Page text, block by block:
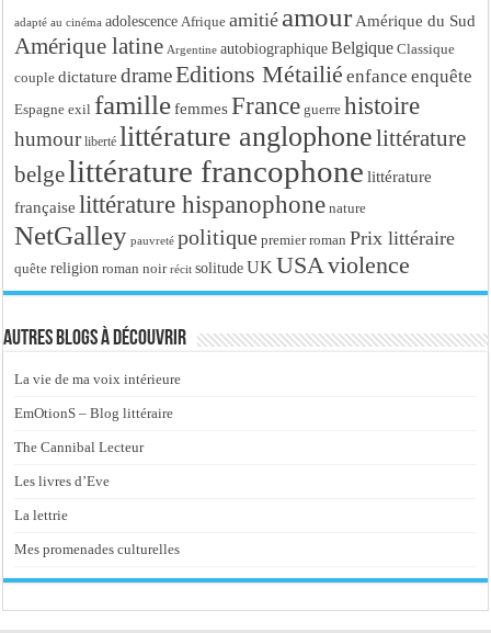
adapté au cinéma adolescence Afrique amitié amour Amérique du Sud
Amérique latine Argentine autobiographique Belgique Classique
couple dictature drameEditions Métailié enfance enquête
Espagne exil famille femmes France guerre histoire
humour liberté littérature anglophonelittérature
belgelittérature francophone littérature
française littérature hispanophone nature
NetGalley pauvreté politique premier roman Prix littéraire
quête religion roman noir récit solitude UK USAviolence
Autres blogs à découvrir
La vie de ma voix intérieure
EmOtionS – Blog littéraire
The Cannibal Lecteur
Les livres d’Eve
La lettrie
Mes promenades culturelles